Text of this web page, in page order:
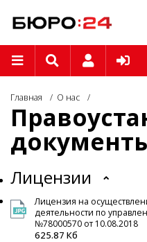
Главная О нас
Лицензии
Лицензия на
деятельности по
№78000570 от 10.08.2018
625.87 Кб